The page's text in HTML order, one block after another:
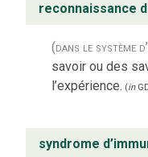
reconnaissance
(dans le système
savoir ou des
l’expérience. (in
syndrome